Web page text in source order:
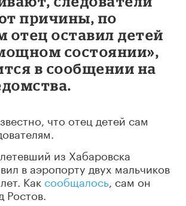
причины, по
отец оставил детей
состоянии»,
в сообщении на
что отец детей сам
из Хабаровска
в аэропорту двух мальчиков
Каксообщалось , сам он
Ростов.